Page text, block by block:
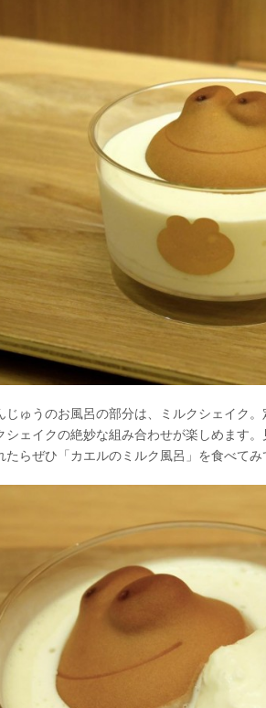
じゅうのお風呂の部分は、ミルクシェイク
シェイクの絶妙な組み合わせが楽しめます
たらぜひ「カエルのミルク風呂」を食べてみ